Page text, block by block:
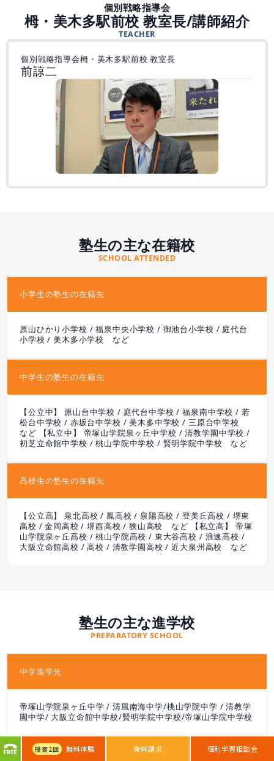
個別戦略指導会
栂・美木多駅前校 教室長/講師紹介
TEACHER
個別戦略指導会栂・美木多駅前校 教室長
前諒二
塾生の主な在籍校
SCHOOL ATTENDED
小学生の塾生の在籍先
原山ひかり小学校 / 福泉中央小学校 / 御池台小学校 / 庭代台
小学校 / 美木多小学校 など
中学生の塾生の在籍先
【公立中】 原山台中学校 / 庭代台中学校 / 福泉南中学校 / 若
松台中学校 / 赤坂台中学校 / 美木多中学校 / 三原台中学校
など 【私立中】 帝塚山学院泉ヶ丘中学校 / 清教学園中学校 /
初芝立命館中学校 / 桃山学院中学校 / 賢明学院中学校 など
高校生の塾生の在籍先
【公立高】 泉北高校 / 鳳高校 / 泉陽高校 / 登美丘高校 / 堺東
高校 / 金岡高校 / 堺西高校 / 狭山高校 など 【私立高】 帝塚
山学院泉ヶ丘高校 / 桃山学院高校 / 東大谷高校 / 浪速高校 /
大阪立命館高校 / 高校 / 清教学園高校 / 近大泉州高校 など
塾生の主な進学校
PREPARATORY SCHOOL
中学進学先
帝塚山学院泉ヶ丘中学 / 清風南海中学/桃山学院中学 / 清教学
園中学/ 大阪立命館中学校/賢明学院中学校/帝塚山学院中学校
高校進学先
授業2回 無料体験 資料請求 個別学習相談会